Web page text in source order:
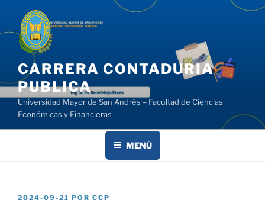
contenido
CARRERA CONTADURIA
PUBLICA
Universidad Mayor de San Andrés – Facultad de Ciencias
Económicas y Financieras
MENÚ
PUBLICADO
2024-09-21 POR CCP